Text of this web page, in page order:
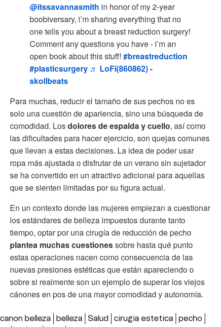
@itssavannasmith in honor of my 2-year
boobiversary, i’m sharing everything that no
one tells you about a breast reduction surgery!
Comment any questions you have - i’m an
open book about this stuff! #breastreduction
#plasticsurgery ♬ LoFi(860862) -
skollbeats
Para muchas, reducir el tamaño de sus pechos no es
solo una cuestión de apariencia, sino una búsqueda de
comodidad. Losdolores de espalda y cuello, así como
las dificultades para hacer ejercicio, son quejas comunes
que llevan a estas decisiones. La idea de poder usar
ropa más ajustada o disfrutar de un verano sin sujetador
se ha convertido en un atractivo adicional para aquellas
que se sienten limitadas por su figura actual.
En un contexto donde las mujeres empiezan a cuestionar
los estándares de belleza impuestos durante tanto
tiempo, optar por una cirugía de reducción de pecho
plantea muchas cuestionessobre hasta qué punto
estas operaciones nacen como consecuencia de las
nuevas presiones estéticas que están apareciendo o
sobre si realmente son un ejemplo de superar los viejos
cánones en pos de una mayor comodidad y autonomía.
canon belleza belleza Salud cirugia estetica
pecho